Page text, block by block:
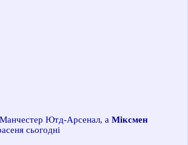
Манчестер Ютд-Арсенал, а Міксмен
сьогодні